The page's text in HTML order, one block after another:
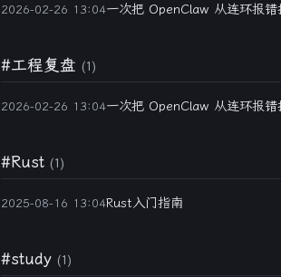
2026-02-26 13:04一次把 OpenClaw 从连环报
#工程复盘 (1)
2026-02-26 13:04一次把 OpenClaw 从连环报
#Rust (1)
2025-08-16 13:04Rust入门指南
#study (1)